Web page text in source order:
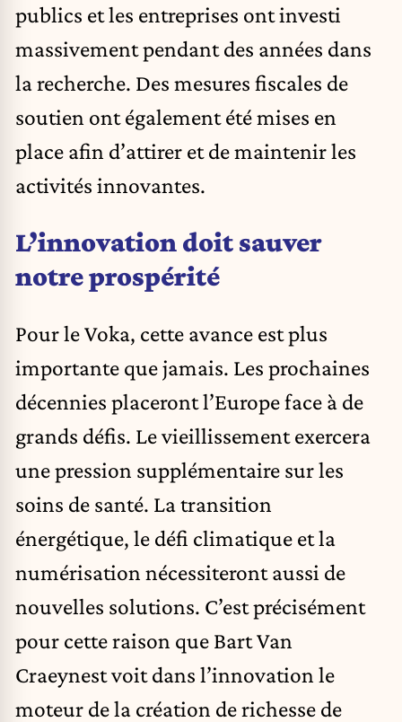
publics et les entreprises ont investi
massivement pendant des années dans
la recherche. Des mesures fiscales de
soutien ont également été mises en
place afin d’attirer et de maintenir les
activités innovantes.
L’innovation doit sauver
notre prospérité
Pour le Voka, cette avance est plus
importante que jamais. Les prochaines
décennies placeront l’Europe face à de
grands défis. Le vieillissement exercera
une pression supplémentaire sur les
soins de santé. La transition
énergétique, le défi climatique et la
numérisation nécessiteront aussi de
nouvelles solutions. C’est précisément
pour cette raison que Bart Van
Craeynest voit dans l’innovation le
moteur de la création de richesse de